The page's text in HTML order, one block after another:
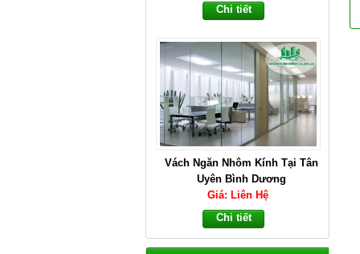
Chi tiết
Vách Ngăn Nhôm Kính Tại Tân
Uyên Bình Dương
Giá: Liên Hệ
Chi tiết